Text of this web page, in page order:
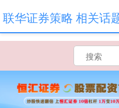
联华证券策略 相关话